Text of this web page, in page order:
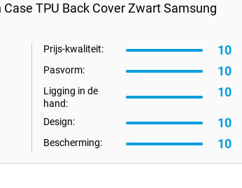
TPU Back Cover Zwart Samsung
Prijs-kwaliteit: 10
Pasvorm: 10
Ligging in de
hand:
10
Design: 10
Bescherming: 10